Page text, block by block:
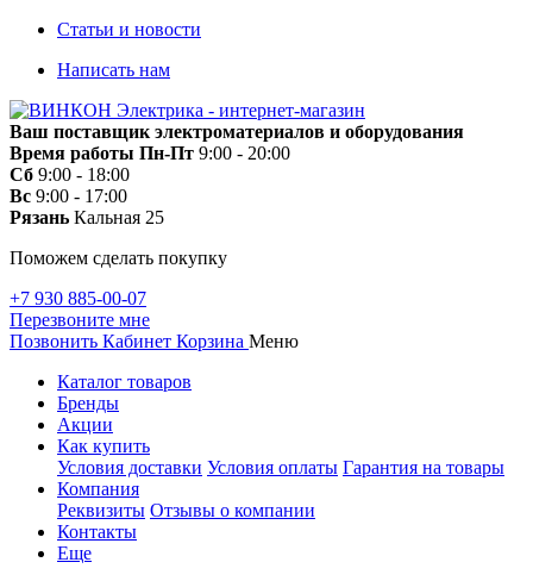
Статьи и новости
Написать нам
Ваш поставщик электроматериалов и оборудования
Время работы Пн-Пт 9:00 - 20:00
Сб 9:00 - 18:00
Вс 9:00 - 17:00
Рязань Кальная 25
Поможем сделать покупку
+7 930 885-00-07
Перезвоните мне
Позвонить Кабинет Корзина Меню
Каталог товаров
Бренды
Акции
Как купить
Условия доставки Условия оплаты Гарантия на товары
Компания
Реквизиты Отзывы о компании
Контакты
Еще